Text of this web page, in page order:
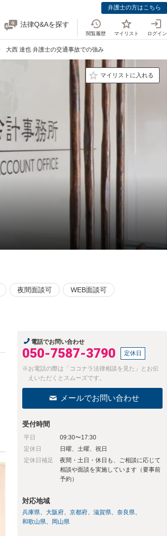
弁護士の方はこちら
法律Q&Aを探す
閲覧履歴 マイリスト ログイン
大西 達也 弁護士の交通事故での強み
マイリストに入れる
夜間面談可 WEB面談可
電話でお問い合わせ
050-7587-3790 定休日
※お電話の際は「ココナラ法律相談を見た」とお伝
えいただくとスムーズです。
メールでお問い合わせ
受付時間
平日
09:30〜17:30
定休日
日曜、土曜、祝日
定休日補足
夜間・土日・休日も、ご相談に応じて
相談や面談を実施しています（要事前
予約）
対応地域
兵庫県 大阪府 京都府 滋賀県
奈良県
和歌山県
岡山県